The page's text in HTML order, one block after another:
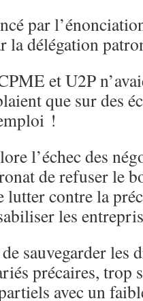
par
la délégation
et U2P
que sur des
!
l’échec des
de refuser le
contre la
les
sauvegarder les
précaires, trop
avec un